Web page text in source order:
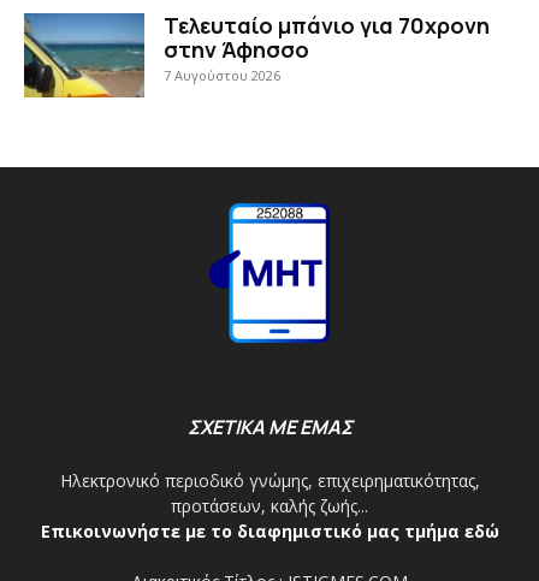
Τελευταίο μπάνιο για 70χρονη
στην Άφησσο
7 Αυγούστου 2026
ΣΧΕΤΙΚΑ ΜΕ ΕΜΑΣ
Ηλεκτρονικό περιοδικό γνώμης, επιχειρηματικότητας,
προτάσεων, καλής ζωής...
Επικοινωνήστε με το διαφημιστικό μας τμήμα εδώ